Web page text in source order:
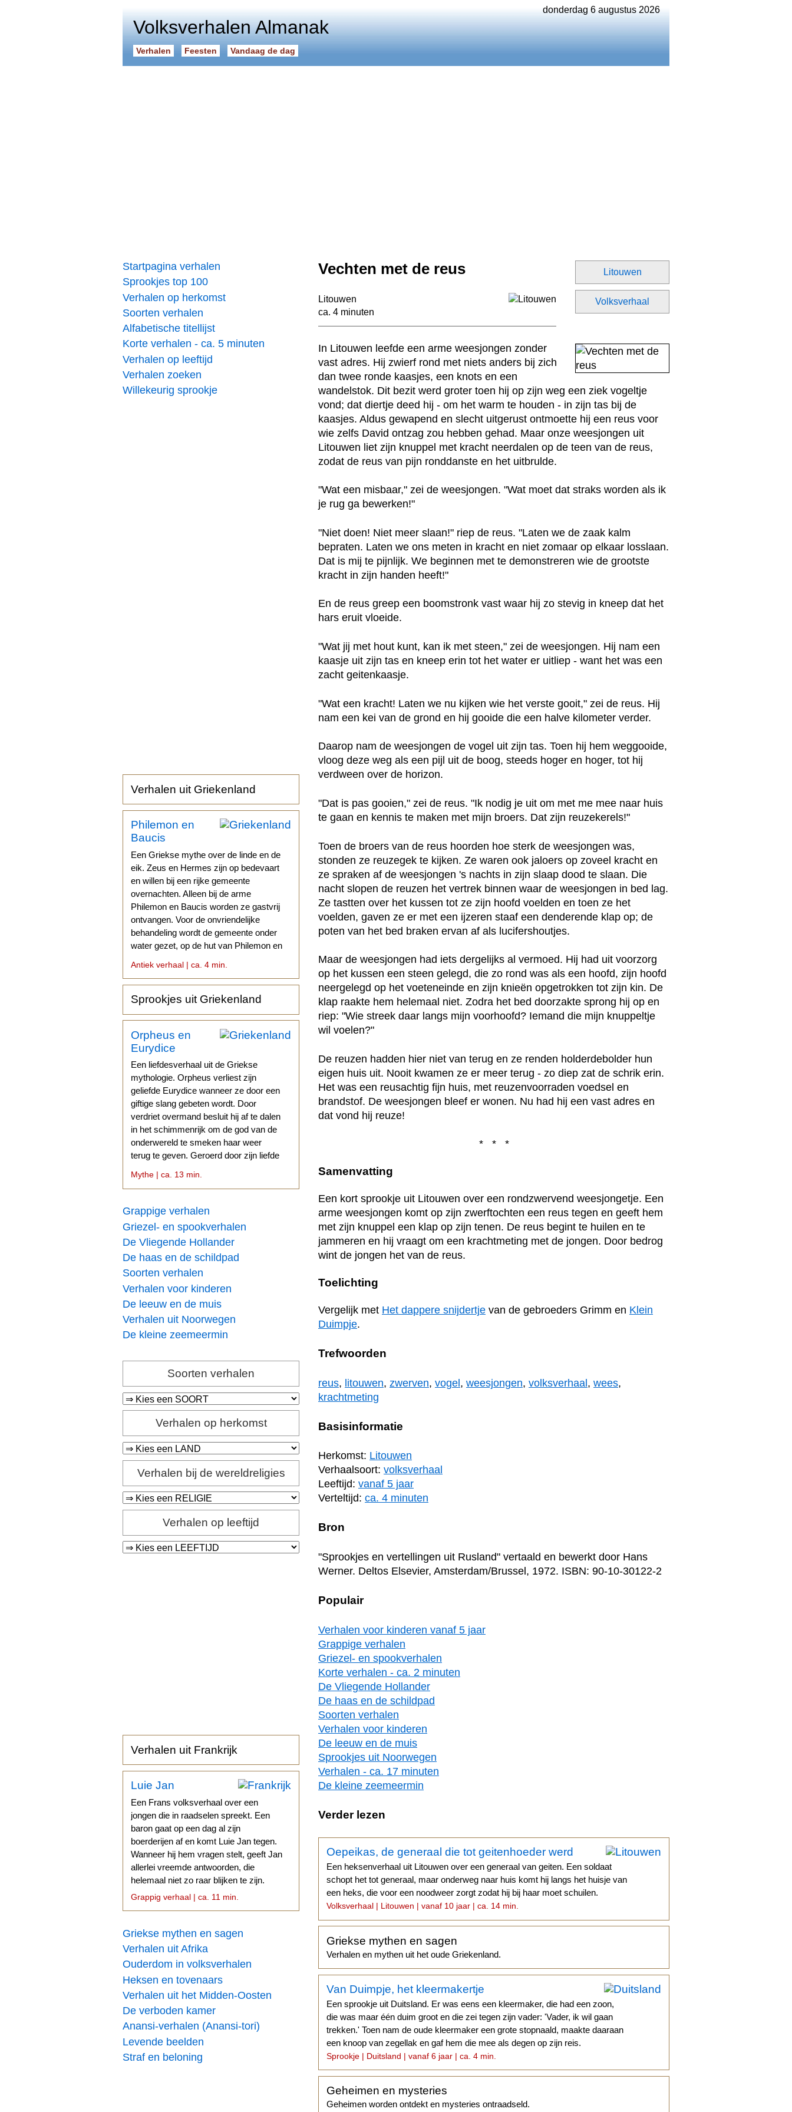
donderdag 6 augustus 2026
Volksverhalen Almanak
Verhalen Feesten Vandaag de dag
Startpagina verhalen
Sprookjes top 100
Verhalen op herkomst
Soorten verhalen
Alfabetische titellijst
Korte verhalen - ca. 5 minuten
Verhalen op leeftijd
Verhalen zoeken
Willekeurig sprookje
Verhalen uit Griekenland
Philemon en
Baucis
Een Griekse mythe over de linde en de
eik. Zeus en Hermes zijn op bedevaart
en willen bij een rijke gemeente
overnachten. Alleen bij de arme
Philemon en Baucis worden ze gastvrij
ontvangen. Voor de onvriendelijke
behandeling wordt de gemeente onder
water gezet, op de hut van Philemon en
Antiek verhaal | ca. 4 min.
Sprookjes uit Griekenland
Orpheus en
Eurydice
Een liefdesverhaal uit de Griekse
mythologie. Orpheus verliest zijn
geliefde Eurydice wanneer ze door een
giftige slang gebeten wordt. Door
verdriet overmand besluit hij af te dalen
in het schimmenrijk om de god van de
onderwereld te smeken haar weer
terug te geven. Geroerd door zijn liefde
Mythe | ca. 13 min.
Grappige verhalen
Griezel- en spookverhalen
De Vliegende Hollander
De haas en de schildpad
Soorten verhalen
Verhalen voor kinderen
De leeuw en de muis
Verhalen uit Noorwegen
De kleine zeemeermin
Soorten verhalen
Verhalen op herkomst
Verhalen bij de wereldreligies
Verhalen op leeftijd
Verhalen uit Frankrijk
Luie Jan
Een Frans volksverhaal over een
jongen die in raadselen spreekt. Een
baron gaat op een dag al zijn
boerderijen af en komt Luie Jan tegen.
Wanneer hij hem vragen stelt, geeft Jan
allerlei vreemde antwoorden, die
helemaal niet zo raar blijken te zijn.
Grappig verhaal | ca. 11 min.
Griekse mythen en sagen
Verhalen uit Afrika
Ouderdom in volksverhalen
Heksen en tovenaars
Verhalen uit het Midden-Oosten
De verboden kamer
Anansi-verhalen (Anansi-tori)
Levende beelden
Straf en beloning
Litouwen
Volksverhaal
Vechten met de reus
Litouwen
ca. 4 minuten
In Litouwen leefde een arme weesjongen zonder
vast adres. Hij zwierf rond met niets anders bij zich
dan twee ronde kaasjes, een knots en een
wandelstok. Dit bezit werd groter toen hij op zijn weg een ziek vogeltje
vond; dat diertje deed hij - om het warm te houden - in zijn tas bij de
kaasjes. Aldus gewapend en slecht uitgerust ontmoette hij een reus voor
wie zelfs David ontzag zou hebben gehad. Maar onze weesjongen uit
Litouwen liet zijn knuppel met kracht neerdalen op de teen van de reus,
zodat de reus van pijn ronddanste en het uitbrulde.
"Wat een misbaar," zei de weesjongen. "Wat moet dat straks worden als ik
je rug ga bewerken!"
"Niet doen! Niet meer slaan!" riep de reus. "Laten we de zaak kalm
bepraten. Laten we ons meten in kracht en niet zomaar op elkaar losslaan.
Dat is mij te pijnlijk. We beginnen met te demonstreren wie de grootste
kracht in zijn handen heeft!"
En de reus greep een boomstronk vast waar hij zo stevig in kneep dat het
hars eruit vloeide.
"Wat jij met hout kunt, kan ik met steen," zei de weesjongen. Hij nam een
kaasje uit zijn tas en kneep erin tot het water er uitliep - want het was een
zacht geitenkaasje.
"Wat een kracht! Laten we nu kijken wie het verste gooit," zei de reus. Hij
nam een kei van de grond en hij gooide die een halve kilometer verder.
Daarop nam de weesjongen de vogel uit zijn tas. Toen hij hem weggooide,
vloog deze weg als een pijl uit de boog, steeds hoger en hoger, tot hij
verdween over de horizon.
"Dat is pas gooien," zei de reus. "Ik nodig je uit om met me mee naar huis
te gaan en kennis te maken met mijn broers. Dat zijn reuzekerels!"
Toen de broers van de reus hoorden hoe sterk de weesjongen was,
stonden ze reuzegek te kijken. Ze waren ook jaloers op zoveel kracht en
ze spraken af de weesjongen 's nachts in zijn slaap dood te slaan. Die
nacht slopen de reuzen het vertrek binnen waar de weesjongen in bed lag.
Ze tastten over het kussen tot ze zijn hoofd voelden en toen ze het
voelden, gaven ze er met een ijzeren staaf een denderende klap op; de
poten van het bed braken ervan af als lucifershoutjes.
Maar de weesjongen had iets dergelijks al vermoed. Hij had uit voorzorg
op het kussen een steen gelegd, die zo rond was als een hoofd, zijn hoofd
neergelegd op het voeteneinde en zijn knieën opgetrokken tot zijn kin. De
klap raakte hem helemaal niet. Zodra het bed doorzakte sprong hij op en
riep: "Wie streek daar langs mijn voorhoofd? Iemand die mijn knuppeltje
wil voelen?"
De reuzen hadden hier niet van terug en ze renden holderdebolder hun
eigen huis uit. Nooit kwamen ze er meer terug - zo diep zat de schrik erin.
Het was een reusachtig fijn huis, met reuzenvoorraden voedsel en
brandstof. De weesjongen bleef er wonen. Nu had hij een vast adres en
dat vond hij reuze!
* * *
Samenvatting
Een kort sprookje uit Litouwen over een rondzwervend weesjongetje. Een
arme weesjongen komt op zijn zwerftochten een reus tegen en geeft hem
met zijn knuppel een klap op zijn tenen. De reus begint te huilen en te
jammeren en hij vraagt om een krachtmeting met de jongen. Door bedrog
wint de jongen het van de reus.
Toelichting
Vergelijk met Het dappere snijdertje van de gebroeders Grimm en Klein
Duimpje.
Trefwoorden
reus, litouwen, zwerven, vogel, weesjongen, volksverhaal, wees,
krachtmeting
Basisinformatie
Herkomst: Litouwen
Verhaalsoort: volksverhaal
Leeftijd: vanaf 5 jaar
Verteltijd: ca. 4 minuten
Bron
"Sprookjes en vertellingen uit Rusland" vertaald en bewerkt door Hans
Werner. Deltos Elsevier, Amsterdam/Brussel, 1972. ISBN: 90-10-30122-2
Populair
Verhalen voor kinderen vanaf 5 jaar
Grappige verhalen
Griezel- en spookverhalen
Korte verhalen - ca. 2 minuten
De Vliegende Hollander
De haas en de schildpad
Soorten verhalen
Verhalen voor kinderen
De leeuw en de muis
Sprookjes uit Noorwegen
Verhalen - ca. 17 minuten
De kleine zeemeermin
Verder lezen
Oepeikas, de generaal die tot geitenhoeder werd
Een heksenverhaal uit Litouwen over een generaal van geiten. Een soldaat
schopt het tot generaal, maar onderweg naar huis komt hij langs het huisje van
een heks, die voor een noodweer zorgt zodat hij bij haar moet schuilen.
Volksverhaal | Litouwen | vanaf 10 jaar | ca. 14 min.
Griekse mythen en sagen
Verhalen en mythen uit het oude Griekenland.
Van Duimpje, het kleermakertje
Een sprookje uit Duitsland. Er was eens een kleermaker, die had een zoon,
die was maar één duim groot en die zei tegen zijn vader: 'Vader, ik wil gaan
trekken.' Toen nam de oude kleermaker een grote stopnaald, maakte daaraan
een knoop van zegellak en gaf hem die mee als degen op zijn reis.
Sprookje | Duitsland | vanaf 6 jaar | ca. 4 min.
Geheimen en mysteries
Geheimen worden ontdekt en mysteries ontraadseld.